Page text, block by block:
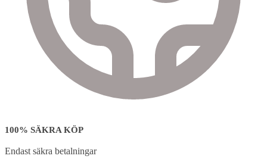
100% SÄKRA KÖP
Endast säkra betalningar